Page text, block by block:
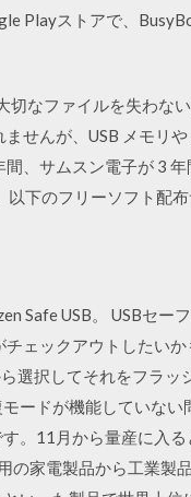
Playストアで、
なファイルを失わな
せんが、USB メモリ
、サムスン電子が 3
下のフリーソフト配布
Safe USB。 USBセー
ェックアウトしたい
選択してそれをフラッ
ードが機能していな
。11月から量産に入
の家電製品から工業製